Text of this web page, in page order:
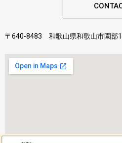
〒640-8483 和歌山県和歌山市園部